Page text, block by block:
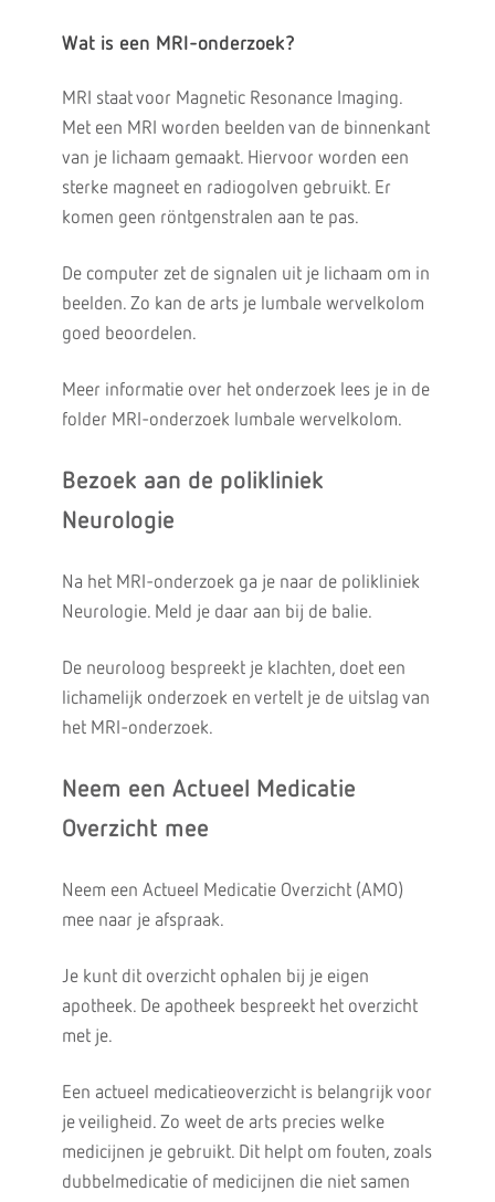
Wat is een MRI-onderzoek?
MRI staat voor Magnetic Resonance Imaging.
Met een MRI worden beelden van de binnenkant
van je lichaam gemaakt. Hiervoor worden een
sterke magneet en radiogolven gebruikt. Er
komen geen röntgenstralen aan te pas.
De computer zet de signalen uit je lichaam om in
beelden. Zo kan de arts je lumbale wervelkolom
goed beoordelen.
Meer informatie over het onderzoek lees je in de
folder MRI-onderzoek lumbale wervelkolom.
Bezoek aan de polikliniek
Neurologie
Na het MRI-onderzoek ga je naar de polikliniek
Neurologie. Meld je daar aan bij de balie.
De neuroloog bespreekt je klachten, doet een
lichamelijk onderzoek en vertelt je de uitslag van
het MRI-onderzoek.
Neem een Actueel Medicatie
Overzicht mee
Neem een Actueel Medicatie Overzicht (AMO)
mee naar je afspraak.
Je kunt dit overzicht ophalen bij je eigen
apotheek. De apotheek bespreekt het overzicht
met je.
Een actueel medicatieoverzicht is belangrijk voor
je veiligheid. Zo weet de arts precies welke
medicijnen je gebruikt. Dit helpt om fouten, zoals
dubbelmedicatie of medicijnen die niet samen